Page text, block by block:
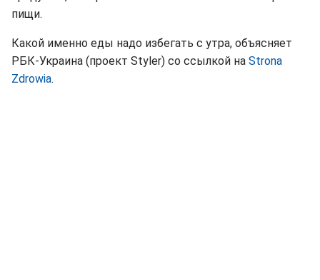
пищи.
Какой именно еды надо избегать с утра, объясняет
РБК-Украина (проект Styler) со ссылкой на Strona
Zdrowia.